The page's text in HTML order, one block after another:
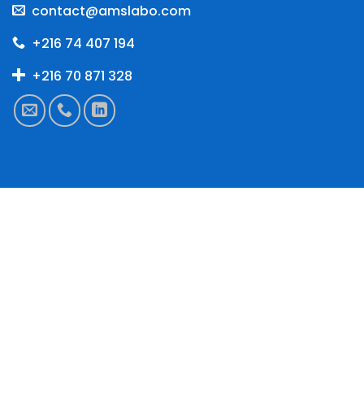
contact@amslabo.com
+216 74 407 194
+216 70 871 328